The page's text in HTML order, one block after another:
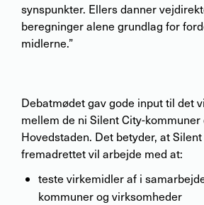
synspunkter. Ellers danner
beregninger alene grundlag for
midlerne.”
Debatmødet gav gode input til det
mellem de ni Silent City-kommuner
Hovedstaden. Det betyder, at
fremadrettet vil arbejde med at:
teste virkemidler af i
kommuner og virksomheder